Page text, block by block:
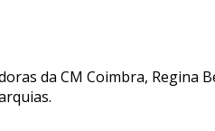
da CM Coimbra, Regina